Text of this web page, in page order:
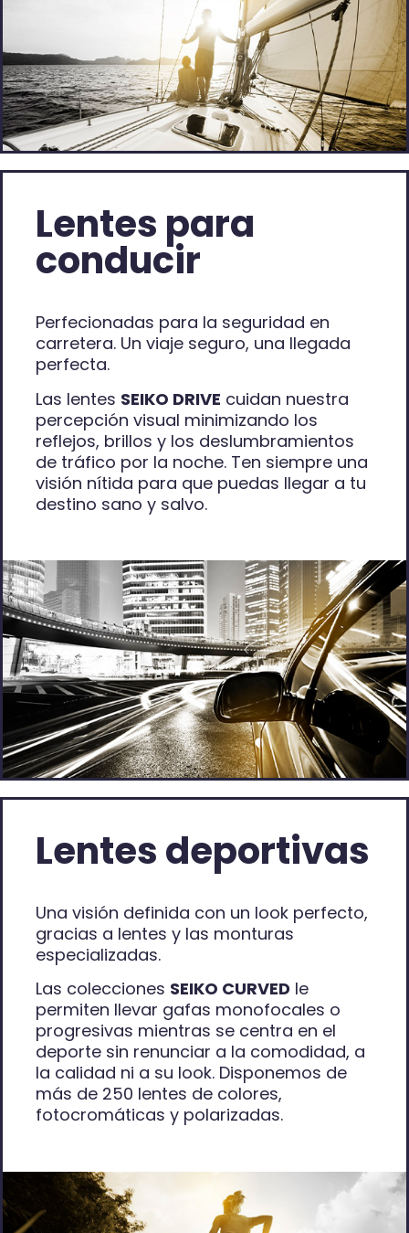
Lentes para
conducir
Perfecionadas para la seguridad en
carretera. Un viaje seguro, una llegada
perfecta.
Las lentes SEIKO DRIVE cuidan nuestra
percepción visual minimizando los
reflejos, brillos y los deslumbramientos
de tráfico por la noche. Ten siempre una
visión nítida para que puedas llegar a tu
destino sano y salvo.
Lentes deportivas
Una visión definida con un look perfecto,
gracias a lentes y las monturas
especializadas.
Las colecciones SEIKO CURVED le
permiten llevar gafas monofocales o
progresivas mientras se centra en el
deporte sin renunciar a la comodidad, a
la calidad ni a su look. Disponemos de
más de 250 lentes de colores,
fotocromáticas y polarizadas.